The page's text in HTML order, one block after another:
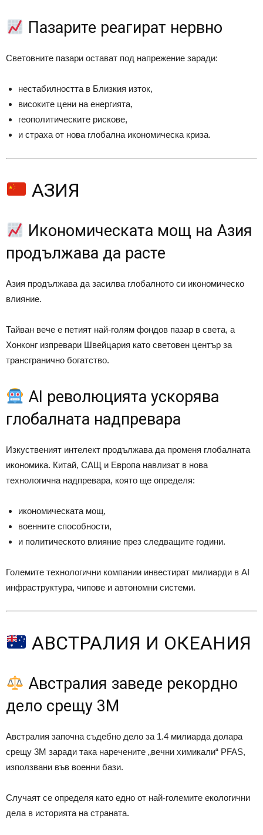
Пазарите реагират нервно
Световните пазари остават под напрежение заради:
нестабилността в Близкия изток,
високите цени на енергията,
геополитическите рискове,
и страха от нова глобална икономическа криза.
АЗИЯ
Икономическата мощ на Азия
продължава да расте
Азия продължава да засилва глобалното си икономическо
влияние.
Тайван вече е петият най-голям фондов пазар в света, а
Хонконг изпревари Швейцария като световен център за
трансгранично богатство.
AI революцията ускорява
глобалната надпревара
Изкуственият интелект продължава да променя глобалната
икономика. Китай, САЩ и Европа навлизат в нова
технологична надпревара, която ще определя:
икономическата мощ,
военните способности,
и политическото влияние през следващите години.
Големите технологични компании инвестират милиарди в AI
инфраструктура, чипове и автономни системи.
АВСТРАЛИЯ И ОКЕАНИЯ
Австралия заведе рекордно
дело срещу 3M
Австралия започна съдебно дело за 1.4 милиарда долара
срещу 3M заради така наречените „вечни химикали“ PFAS,
използвани във военни бази.
Случаят се определя като едно от най-големите екологични
дела в историята на страната.